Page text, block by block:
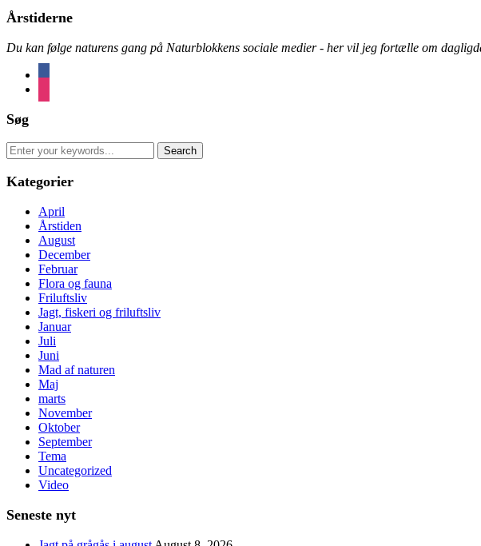
Årstiderne
Du kan følge naturens gang på Naturblokkens sociale medier - her vil jeg fortælle om
facebook
Søg
Search
for:
Kategorier
April
Årstiden
August
December
Februar
Flora og fauna
Friluftsliv
Jagt, fiskeri og friluftsliv
Januar
Juli
Juni
Mad af naturen
Maj
marts
November
Oktober
September
Tema
Uncategorized
Video
Seneste nyt